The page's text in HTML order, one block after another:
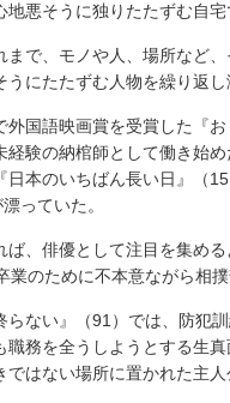
悪そうに独りたたずむ自
で、モノや人、場所など
うにたたずむ人物を繰り返し
国語映画賞を受賞した『
経験の納棺師として働き始
日本のいちばん長い日』（
っていた。
、俳優として注目を集め
業のために不本意ながら相
ない』（91）では、防犯
職務を全うしようとする生
ではない場所に置かれた主